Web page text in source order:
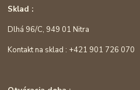
Sklad :
Dlhá 96/C, 949 01 Nitra
Kontakt na sklad : +421 901 726 070